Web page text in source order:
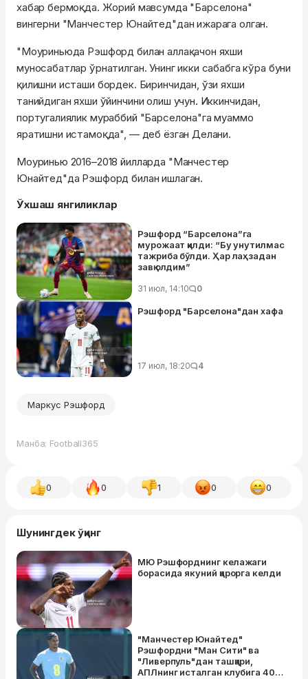
хабар бермоқда. Жорий мавсумда "Барселона"
вингерни "Манчестер Юнайтед"дан ижарага олган.
"Моуриньюда Рэшфорд билан аллақачон яхши
муносабатлар ўрнатилган. Унинг икки сабабга кўра буни
қилишни исташи бордек. Биринчидан, ўзи яхши
танийдиган яхши ўйинчини олиш учун. Иккинчидан,
португалиялик мураббий "Барселона"га муаммо
яратишни истамоқда", — деб ёзган Делани.
Моуринью 2016–2018 йилларда "Манчестер
Юнайтед"да Рэшфорд билан ишлаган.
Ўхшаш янгиликлар
Рэшфорд “Барселона”га
мурожаат қилди: “Бу унутилмас
тажриба бўлди. Ҳар лаҳзадан
завқ олдим”
31 июл, 14:10 0
Рэшфорд "Барселона"дан хафа
17 июл, 18:20 4
Маркус Рэшфорд
Манба: Football365
0 0 1 0 0
Шунингдек ўқинг
МЮ Рэшфорднинг келажаги
борасида якуний қарорга келди
"Манчестер Юнайтед"
Рэшфордни "Ман Сити" ва
"Ливерпуль"дан ташқари,
АПЛнинг исталган клубига 40